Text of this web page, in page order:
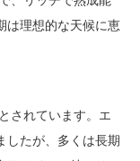
は理想的な天候に恵
されています。エ
したが、多くは長期